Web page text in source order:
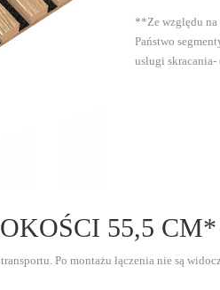
**Ze względu na
Państwo
usługi
55,5
Po montażu łączenia nie są